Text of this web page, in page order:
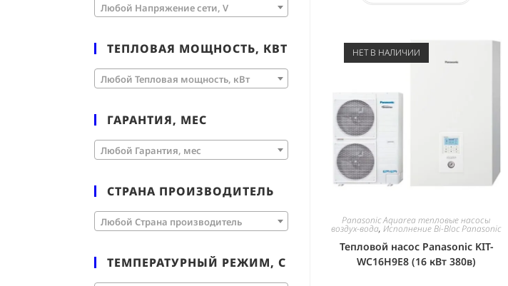
НЕТ В НАЛИЧИИ
Panasonic Aquarea тепловые насосы
воздух-вода,Исполнение Bi-Bloc Panasonic
Тепловой насос Panasonic KIT-
WC16H9E8 (16 кВт 380в)
Любой Напряжение сети, V
ТЕПЛОВАЯ МОЩНОСТЬ, КВТ
Любой Тепловая мощность, кВт
ГАРАНТИЯ, МЕС
Любой Гарантия, мес
СТРАНА ПРОИЗВОДИТЕЛЬ
Любой Страна производитель
ТЕМПЕРАТУРНЫЙ РЕЖИМ, С